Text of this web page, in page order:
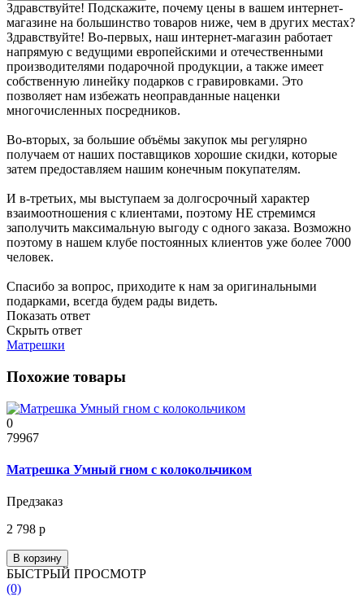
Здравствуйте! Подскажите, почему цены в вашем интернет-
магазине на большинство товаров ниже, чем в других местах?
Здравствуйте! Во-первых, наш интернет-магазин работает
напрямую с ведущими европейскими и отечественными
производителями подарочной продукции, а также имеет
собственную линейку подарков с гравировками. Это
позволяет нам избежать неоправданные наценки
многочисленных посредников.
Во-вторых, за большие объёмы закупок мы регулярно
получаем от наших поставщиков хорошие скидки, которые
затем предоставляем нашим конечным покупателям.
И в-третьих, мы выступаем за долгосрочный характер
взаимоотношения с клиентами, поэтому НЕ стремимся
заполучить максимальную выгоду с одного заказа. Возможно
поэтому в нашем клубе постоянных клиентов уже более 7000
человек.
Спасибо за вопрос, приходите к нам за оригинальными
подарками, всегда будем рады видеть.
Показать ответ
Скрыть ответ
Матрешки
Похожие товары
0
79967
Матрешка Умный гном с колокольчиком
Предзаказ
2 798 р
В корзину
БЫСТРЫЙ ПРОСМОТР
(0)